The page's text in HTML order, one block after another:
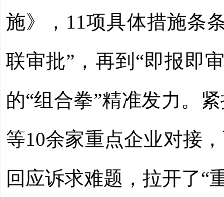
施》，11项具体措施条
联审批”，再到“即报即
的“组合拳”精准发力。
等10余家重点企业对接
回应诉求难题，拉开了“